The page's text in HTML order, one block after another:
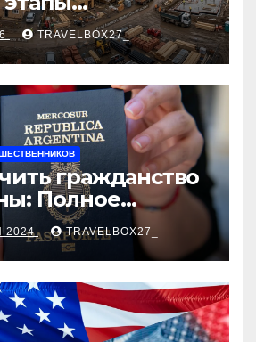
проверка
сценарии
сделки и
ориентиры
TRAVELBOX27_
гражданство
Полное
2024 TRAVELBOX27_